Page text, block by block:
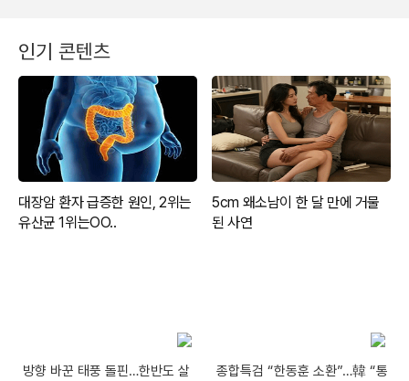
인기 콘텐츠
방향 바꾼 태풍 돌핀…한반도 살
종합특검 “한동훈 소환”…韓 “통